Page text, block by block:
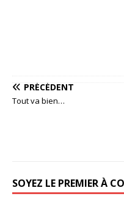
PRÉCÉDENT
Tout va bien…
SOYEZ LE PREMIER À